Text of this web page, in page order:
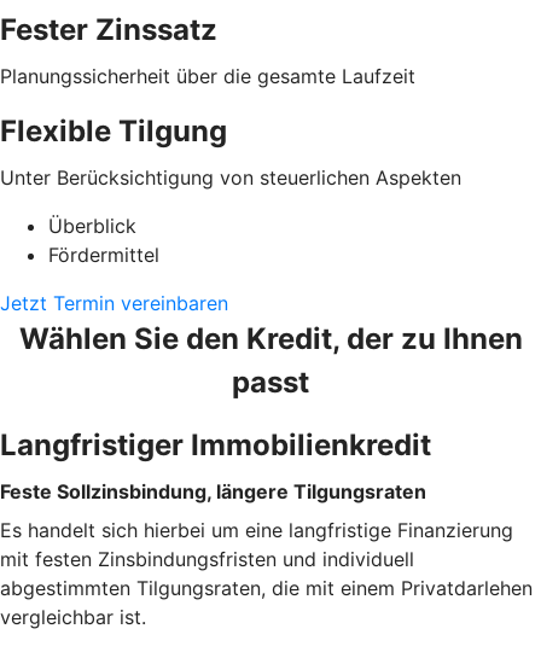
Fester Zinssatz
Planungssicherheit über die gesamte Laufzeit
Flexible Tilgung
Unter Berücksichtigung von steuerlichen Aspekten
Überblick
Fördermittel
Jetzt Termin vereinbaren
Wählen Sie den Kredit, der zu Ihnen
passt
Langfristiger Immobilienkredit
Feste Sollzinsbindung, längere Tilgungsraten
Es handelt sich hierbei um eine langfristige Finanzierung
mit festen Zinsbindungsfristen und individuell
abgestimmten Tilgungsraten, die mit einem Privatdarlehen
vergleichbar ist.